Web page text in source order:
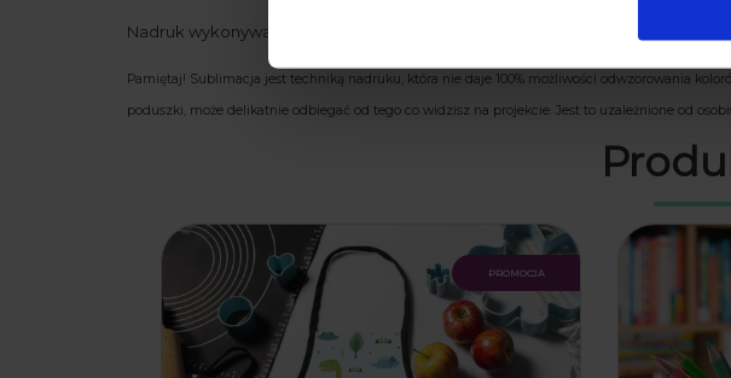
Nadruk wykonywany jest metodą sublimacji.
Pamiętaj! Sublimacja jest techniką nadruku, która nie daje 100% możliwości odwzorowania
poduszki, może delikatnie odbiegać od tego co widzisz na projekcie. Jest to uzależnione od
promocja